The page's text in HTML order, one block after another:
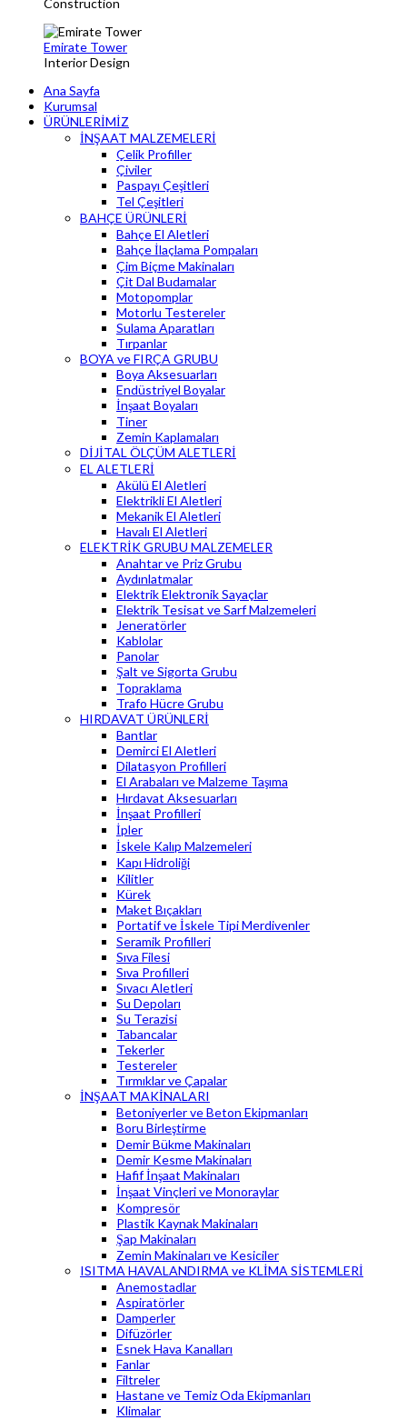
Construction
Emirate Tower
Interior Design
Ana Sayfa
Kurumsal
ÜRÜNLERİMİZ
İNŞAAT MALZEMELERİ
Çelik Profiller
Çiviler
Paspayı Çeşitleri
Tel Çeşitleri
BAHÇE ÜRÜNLERİ
Bahçe El Aletleri
Bahçe İlaçlama Pompaları
Çim Biçme Makinaları
Çit Dal Budamalar
Motopomplar
Motorlu Testereler
Sulama Aparatları
Tırpanlar
BOYA ve FIRÇA GRUBU
Boya Aksesuarları
Endüstriyel Boyalar
İnşaat Boyaları
Tiner
Zemin Kaplamaları
DİJİTAL ÖLÇÜM ALETLERİ
EL ALETLERİ
Akülü El Aletleri
Elektrikli El Aletleri
Mekanik El Aletleri
Havalı El Aletleri
ELEKTRİK GRUBU MALZEMELER
Anahtar ve Priz Grubu
Aydınlatmalar
Elektrik Elektronik Sayaçlar
Elektrik Tesisat ve Sarf Malzemeleri
Jeneratörler
Kablolar
Panolar
Şalt ve Sigorta Grubu
Topraklama
Trafo Hücre Grubu
HIRDAVAT ÜRÜNLERİ
Bantlar
Demirci El Aletleri
Dilatasyon Profilleri
El Arabaları ve Malzeme Taşıma
Hırdavat Aksesuarları
İnşaat Profilleri
İpler
İskele Kalıp Malzemeleri
Kapı Hidroliği
Kilitler
Kürek
Maket Bıçakları
Portatif ve İskele Tipi Merdivenler
Seramik Profilleri
Sıva Filesi
Sıva Profilleri
Sıvacı Aletleri
Su Depoları
Su Terazisi
Tabancalar
Tekerler
Testereler
Tırmıklar ve Çapalar
İNŞAAT MAKİNALARI
Betoniyerler ve Beton Ekipmanları
Boru Birleştirme
Demir Bükme Makinaları
Demir Kesme Makinaları
Hafif İnşaat Makinaları
İnşaat Vinçleri ve Monoraylar
Kompresör
Plastik Kaynak Makinaları
Şap Makinaları
Zemin Makinaları ve Kesiciler
ISITMA HAVALANDIRMA ve KLİMA SİSTEMLERİ
Anemostadlar
Aspiratörler
Damperler
Difüzörler
Esnek Hava Kanalları
Fanlar
Filtreler
Hastane ve Temiz Oda Ekipmanları
Klimalar